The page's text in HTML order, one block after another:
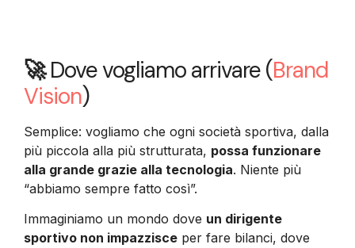
🚀Dove vogliamo arrivare (Brand
Vision)
Semplice: vogliamo che ogni società sportiva, dalla
più piccola alla più strutturata, possa funzionare
alla grande grazie alla tecnologia. Niente più
“abbiamo sempre fatto così”.
Immaginiamo un mondo dove un dirigente
sportivo non impazzisce per fare bilanci, dove